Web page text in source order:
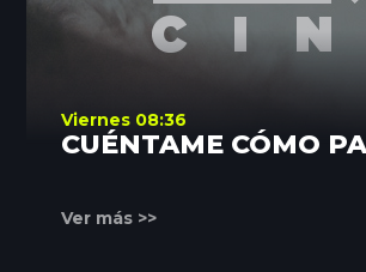
Viernes 08:36
CUÉNTAME CÓMO
Ver más >>